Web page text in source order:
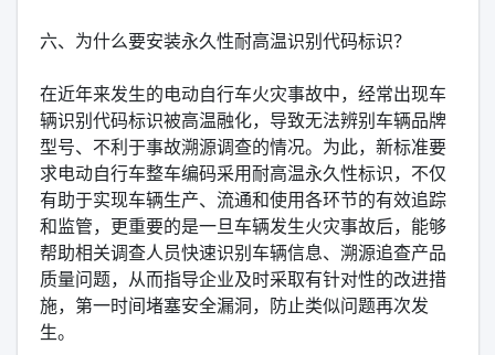
六、为什么要安装永久性耐高温识别代码标识？
在近年来发生的电动自行车火灾事故中，经常出现车
辆识别代码标识被高温融化，导致无法辨别车辆品牌
型号、不利于事故溯源调查的情况。为此，新标准要
求电动自行车整车编码采用耐高温永久性标识，不仅
有助于实现车辆生产、流通和使用各环节的有效追踪
和监管，更重要的是一旦车辆发生火灾事故后，能够
帮助相关调查人员快速识别车辆信息、溯源追查产品
质量问题，从而指导企业及时采取有针对性的改进措
施，第一时间堵塞安全漏洞，防止类似问题再次发
生。